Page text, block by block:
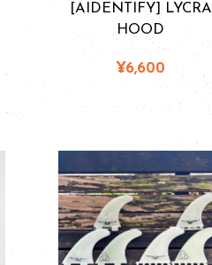
[AIDENTIFY] LYCRA
HOOD
¥6,600